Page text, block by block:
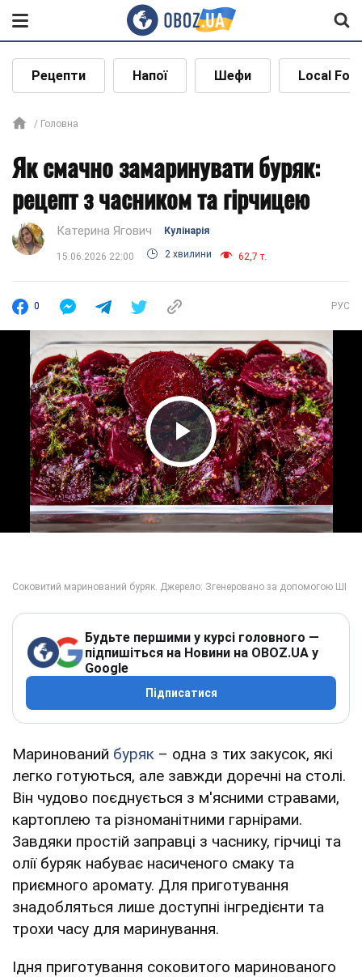
Рецепти Напої Шефи Local
Головна
Як смачно замаринувати буряк:
рецепт з часником та гірчицею
Катерина Ягович Кулінарія
15.06.2026 22:00 2 хвилини 62,7 т.
0 РУС
Play Video
Будьте першими у курсі головного —
підпишіться на Новини на OBOZ.UA у
Google
Підписатися
Маринований буряк – одна з тих закусок, які
легко готуються, але завжди доречні на столі.
Він чудово поєднується з м'ясними стравами,
картоплею та різноманітними гарнірами.
Завдяки простій заправці з часнику, гірчиці та
олії буряк набуває насиченого смаку та
приємного аромату. Для приготування
знадобляться лише доступні інгредієнти та
трохи часу для маринування.
Ідня приготування соковитого маринованого